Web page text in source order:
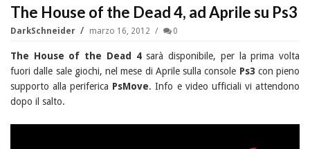
The House of the Dead 4, ad Aprile su Ps3
DarkSchneider marzo 16, 2012 0
The House of the Dead 4sarà disponibile, per la prima volta
fuori dalle sale giochi, nel mese di Aprile sulla console Ps3 con pieno
supporto alla periferica PsMove. Info e video ufficiali vi attendono
dopo il salto.